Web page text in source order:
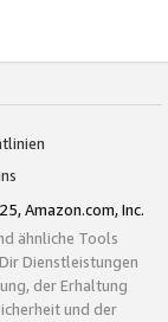
Amazon.com, Inc.
ähnliche Tools
Dienstleistungen
der Erhaltung
und der